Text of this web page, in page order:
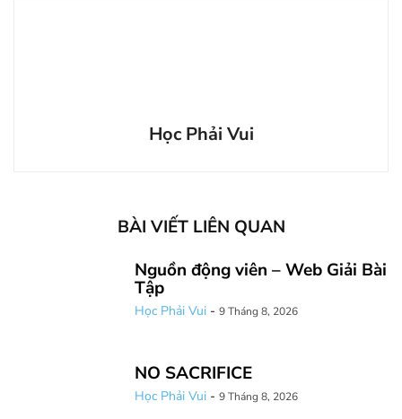
Học Phải Vui
BÀI VIẾT LIÊN QUAN
Nguồn động viên – Web Giải Bài
Tập
Học Phải Vui - 9 Tháng 8, 2026
NO SACRIFICE
Học Phải Vui - 9 Tháng 8, 2026